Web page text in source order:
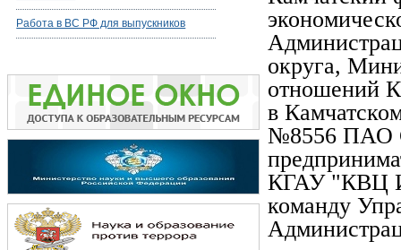
Работа в ВС РФ для выпускников
округа,
отношений
в
№8556 ПАО
КГАУ "КВЦ
команду